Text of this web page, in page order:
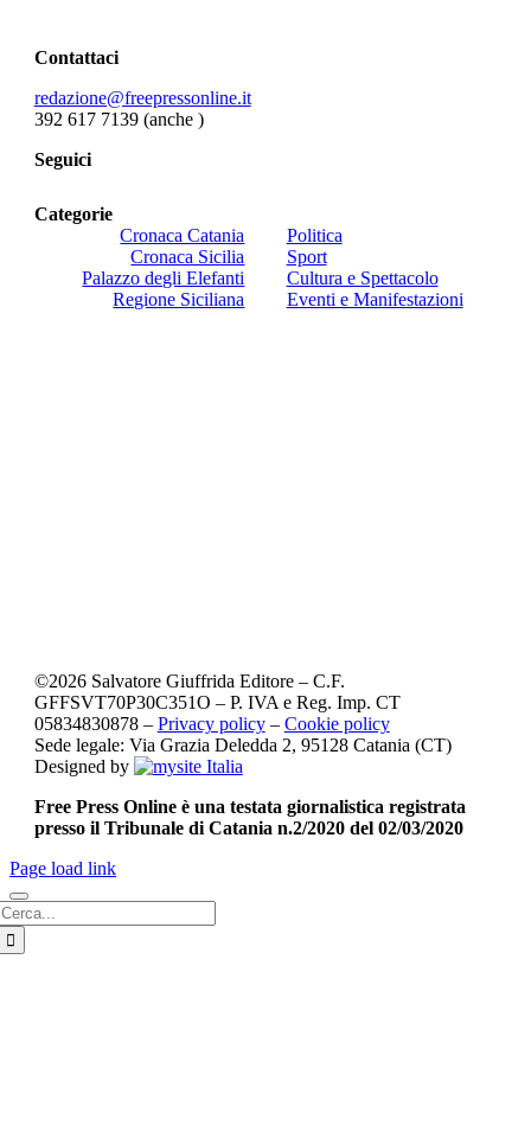
Contattaci
redazione@freepressonline.it
392 617 7139 (anche )
Seguici
Categorie
Cronaca Catania
Cronaca Sicilia
Palazzo degli Elefanti
Regione Siciliana
Politica
Sport
Cultura e Spettacolo
Eventi e Manifestazioni
©2026Salvatore Giuffrida Editore – C.F.
GFFSVT70P30C351O – P. IVA e Reg. Imp. CT
05834830878 – Privacy policy– Cookie policy
Sede legale: Via Grazia Deledda 2, 95128 Catania (CT)
Designed by
Free Press Online è una testata giornalistica registrata
presso il Tribunale di Catania n.2/2020 del 02/03/2020
Page load link